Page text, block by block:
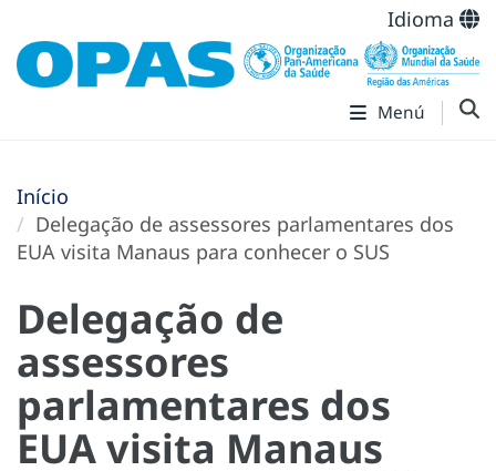
Idioma
Menú
Início
Delegação de assessores parlamentares dos
EUA visita Manaus para conhecer o SUS
Delegação de
assessores
parlamentares dos
EUA visita Manaus